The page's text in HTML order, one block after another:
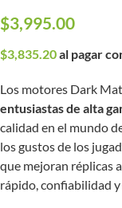
$3,995.00
$3,835.20al pagar
Los motores Dark
entusiastas de alta
calidad en el mundo
los gustos de los
que mejoran réplicas
rápido, confiabilidad